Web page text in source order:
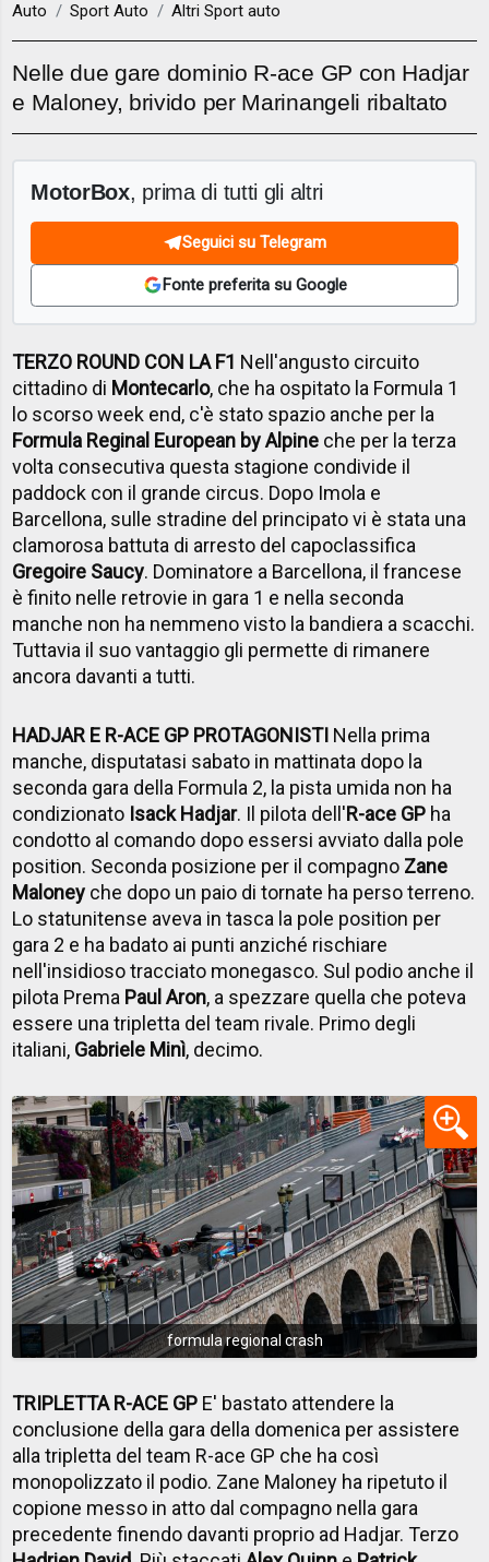
Auto Sport Auto Altri Sport auto
Nelle due gare dominio R-ace GP con Hadjar
e Maloney, brivido per Marinangeli ribaltato
MotorBox, prima di tutti gli altri
Seguici su Telegram
Fonte preferita su Google
TERZO ROUND CON LA F1 Nell'angusto circuito
cittadino di Montecarlo, che ha ospitato la Formula 1
lo scorso week end, c'è stato spazio anche per la
Formula Reginal European by Alpine che per la terza
volta consecutiva questa stagione condivide il
paddock con il grande circus. Dopo Imola e
Barcellona, sulle stradine del principato vi è stata una
clamorosa battuta di arresto del capoclassifica
Gregoire Saucy. Dominatore a Barcellona, il francese
è finito nelle retrovie in gara 1 e nella seconda
manche non ha nemmeno visto la bandiera a scacchi.
Tuttavia il suo vantaggio gli permette di rimanere
ancora davanti a tutti.
HADJAR E R-ACE GP PROTAGONISTI Nella prima
manche, disputatasi sabato in mattinata dopo la
seconda gara della Formula 2, la pista umida non ha
condizionato Isack Hadjar. Il pilota dell'R-ace GP ha
condotto al comando dopo essersi avviato dalla pole
position. Seconda posizione per il compagno Zane
Maloney che dopo un paio di tornate ha perso terreno.
Lo statunitense aveva in tasca la pole position per
gara 2 e ha badato ai punti anziché rischiare
nell'insidioso tracciato monegasco. Sul podio anche il
pilota Prema Paul Aron, a spezzare quella che poteva
essere una tripletta del team rivale. Primo degli
italiani, Gabriele Minì, decimo.
formula regional crash
TRIPLETTA R-ACE GP E' bastato attendere la
conclusione della gara della domenica per assistere
alla tripletta del team R-ace GP che ha così
monopolizzato il podio. Zane Maloney ha ripetuto il
copione messo in atto dal compagno nella gara
precedente finendo davanti proprio ad Hadjar. Terzo